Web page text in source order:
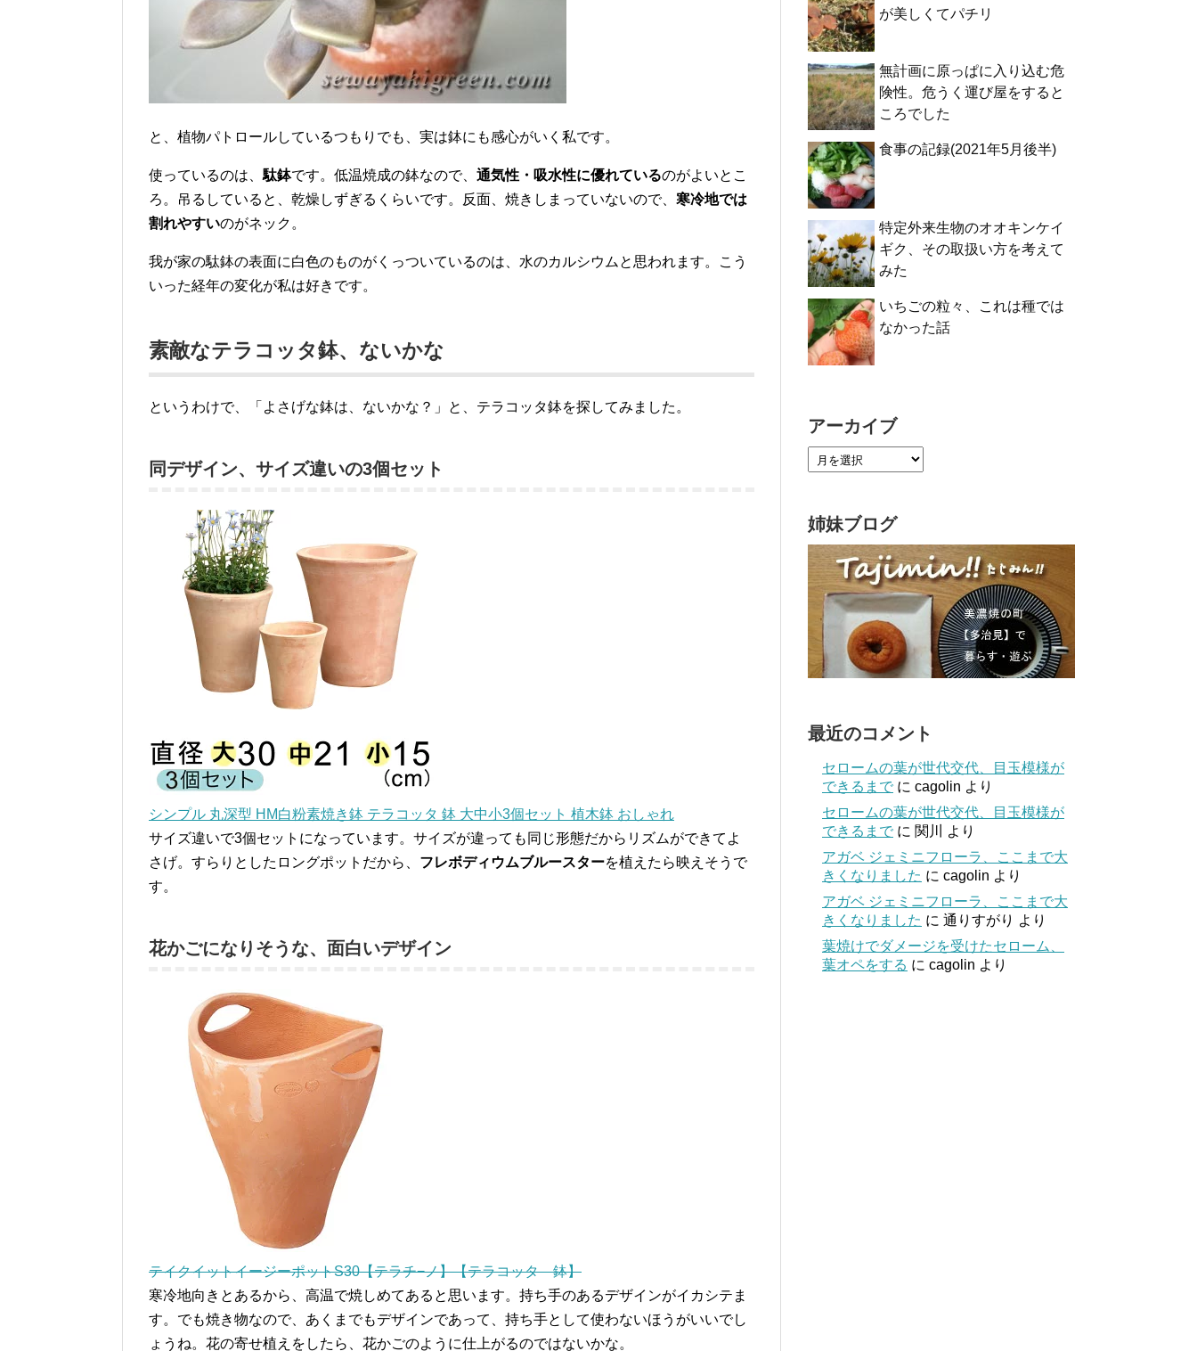
と、植物パトロールしているつもりでも、実は鉢にも感心がいく私です。
使っているのは、駄鉢です。低温焼成の鉢なので、 通気性・吸水性に優れているのがよいとこ
ろ。吊るしていると、乾燥しずぎるくらいです。反面、焼きしまっていないので、 寒冷地では
割れやすいのがネック。
我が家の駄鉢の表面に白色のものがくっついているのは、水のカルシウムと思われます。こう
いった経年の変化が私は好きです。
素敵なテラコッタ鉢、ないかな
というわけで、「よさげな鉢は、ないかな？」と、テラコッタ鉢を探してみました。
同デザイン、サイズ違いの3個セット
シンプル 丸深型 HM白粉素焼き鉢 テラコッタ 鉢 大中小3個セット 植木鉢 おしゃれ
サイズ違いで3個セットになっています。サイズが違っても同じ形態だからリズムができてよ
さげ。すらりとしたロングポットだから、 フレボディウムブルースターを植えたら映えそうで
す。
花かごになりそうな、面白いデザイン
テイクイットイージーポットS30【テラチ−ノ】【テラコッタ 鉢】
寒冷地向きとあるから、高温で焼しめてあると思います。持ち手のあるデザインがイカシテま
す。でも焼き物なので、あくまでもデザインであって、持ち手として使わないほうがいいでし
ょうね。花の寄せ植えをしたら、花かごのように仕上がるのではないかな。
が美しくてパチリ
無計画に原っぱに入り込む危
険性。危うく運び屋をすると
ころでした
食事の記録(2021年5月後半)
特定外来生物のオオキンケイ
ギク、その取扱い方を考えて
みた
いちごの粒々、これは種では
なかった話
アーカイブ
姉妹ブログ
最近のコメント
セロームの葉が世代交代、目玉模様が
できるまで に cagolin より
セロームの葉が世代交代、目玉模様が
できるまで に 関川
より
アガベ ジェミニフローラ、ここまで大
きくなりました に cagolin より
アガベ ジェミニフローラ、ここまで大
きくなりました に 通りすがり より
葉焼けでダメージを受けたセローム、
葉オペをする に cagolin より